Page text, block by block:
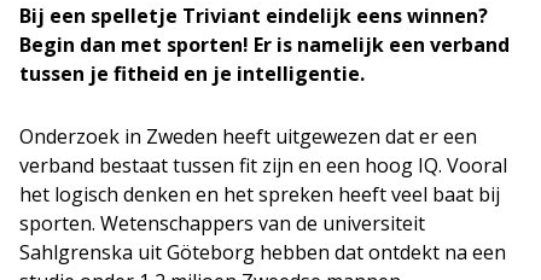
Bij een spelletje Triviant eindelijk eens winnen?
Begin dan met sporten! Er is namelijk een verband
tussen je fitheid en je intelligentie.
Onderzoek in Zweden heeft uitgewezen dat er een
verband bestaat tussen fit zijn en een hoog IQ. Vooral
het logisch denken en het spreken heeft veel baat bij
sporten. Wetenschappers van de universiteit
Sahlgrenska uit Göteborg hebben dat ontdekt na een